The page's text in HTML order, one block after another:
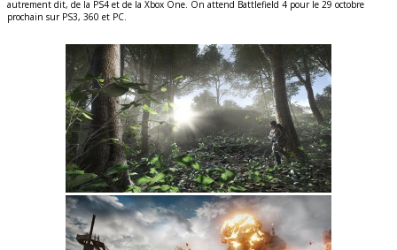
autrement dit, de la PS4 et de la Xbox One. On attend Battlefield 4 pour le 29 octobre
prochain sur PS3, 360 et PC.